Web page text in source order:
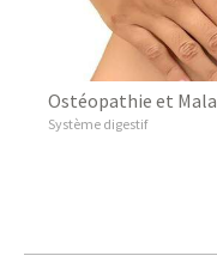
Ostéopathie et
Système digestif